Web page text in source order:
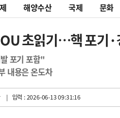
해양수산 국제 문화
초읽기…핵 포기·
포기 포함"
내용은 온도차
| 입력 : 2026-06-13 09:31:16